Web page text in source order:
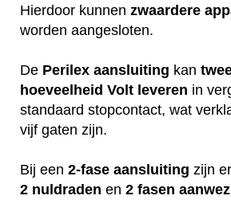
Hierdoor kunnen zwaardere
worden aangesloten.
De Perilex aansluiting kan
hoeveelheid Volt leveren in
standaard stopcontact, wat
vijf gaten zijn.
Bij een 2-fase aansluiting zijn er
2 nuldraden en 2 fasen